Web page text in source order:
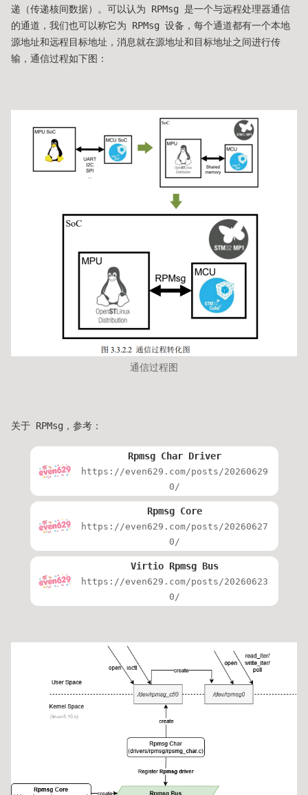
递（传递核间数据）。可以认为 RPMsg 是一个与远程处理器通信
的通道，我们也可以称它为 RPMsg 设备，每个通道都有一个本地
源地址和远程目标地址，消息就在源地址和目标地址之间进行传
输，通信过程如下图：
通信过程图
关于 RPMsg，参考：
Rpmsg Char Driver
https://even629.com/posts/20260629
0/
Rpmsg Core
https://even629.com/posts/20260627
0/
Virtio Rpmsg Bus
https://even629.com/posts/20260623
0/